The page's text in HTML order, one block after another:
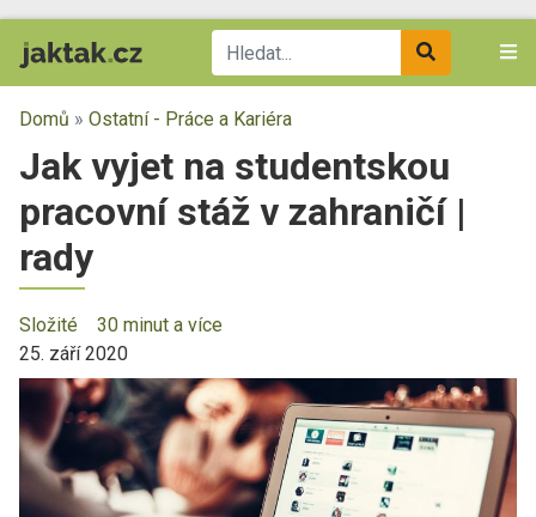
Domů » Ostatní - Práce a Kariéra
Jak vyjet na studentskou
pracovní stáž v zahraničí |
rady
Složité
30 minut a více
25. září 2020